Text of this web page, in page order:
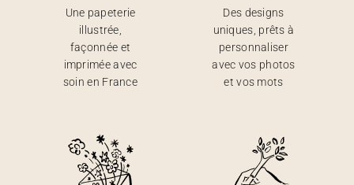
Une papeterie
illustrée,
façonnée et
imprimée avec
soin en France
Des designs
uniques, prêts à
personnaliser
avec vos photos
et vos mots